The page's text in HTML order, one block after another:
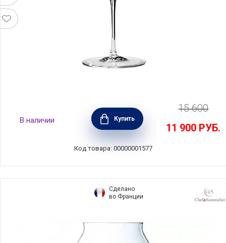
Бокал для красного вина Burgundy Grand Cru
1050 мл, хрусталь, Sommeliers, Riedel,
4400/16
В наличии Купить
15 600
11 900 РУБ.
Код товара: 00000001577
Сделано
во Франции